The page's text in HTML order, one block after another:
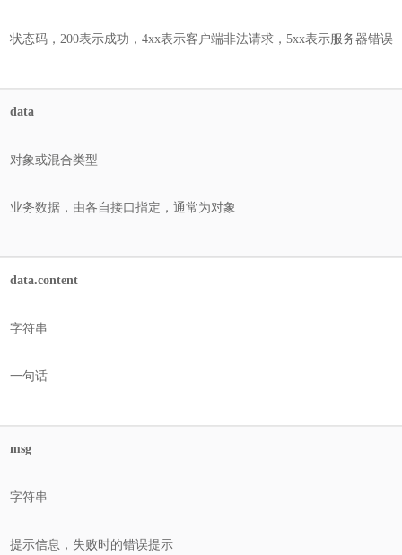
状态码，200表示成功，4xx表示客户端非法请求，5xx表示服务器错误
data
对象或混合类型
业务数据，由各自接口指定，通常为对象
data.content
字符串
一句话
msg
字符串
提示信息，失败时的错误提示